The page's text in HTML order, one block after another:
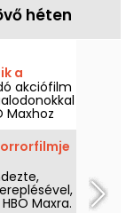
héten
a
akciófilm
Maxhoz
Maxra.